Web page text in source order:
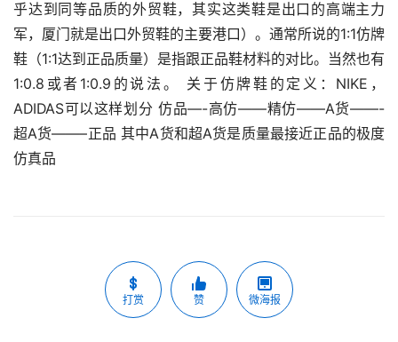
乎达到同等品质的外贸鞋，其实这类鞋是出口的高端主力
军，厦门就是出口外贸鞋的主要港口）。通常所说的1:1仿牌
鞋（1:1达到正品质量）是指跟正品鞋材料的对比。当然也有
1:0.8或者1:0.9的说法。 关于仿牌鞋的定义：NIKE，
ADIDAS可以这样划分 仿品—-高仿——精仿——A货——-
超A货——–正品 其中A货和超A货是质量最接近正品的极度
仿真品
打赏 赞 微海报